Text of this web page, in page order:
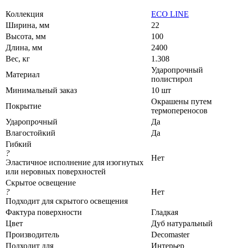
Коллекция
ECO LINE
Ширина, мм
22
Высота, мм
100
Длина, мм
2400
Вес, кг
1.308
Материал
Ударопрочный
полистирол
Минимальный заказ
10 шт
Покрытие
Окрашены путем
термопереносов
Ударопрочный
Да
Влагостойкий
Да
Гибкий
?
Эластичное исполнение для изогнутых
или неровных поверхностей
Нет
Скрытое освещение
?
Подходит для скрытого освещения
Нет
Фактура поверхности
Гладкая
Цвет
Дуб натуральный
Производитель
Decomaster
Подходит для
Интерьер